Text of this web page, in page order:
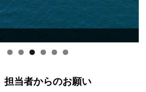
担当者からのお願い